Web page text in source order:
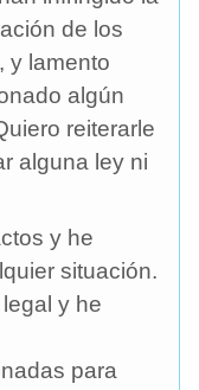
de los
y lamento
algún
reiterarle
alguna ley ni
y he
situación.
y he
para